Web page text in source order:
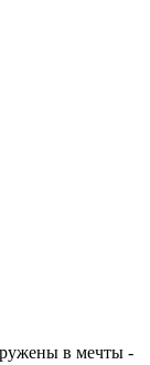
в мечты -